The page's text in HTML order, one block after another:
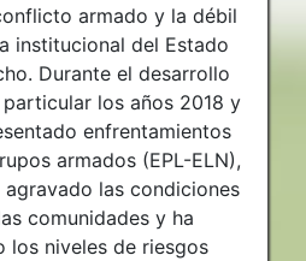
armado y la débil
institucional del Estado
Durante el desarrollo
los años 2018 y
enfrentamientos
armados (EPL-ELN),
las condiciones
comunidades y ha
los niveles de riesgos